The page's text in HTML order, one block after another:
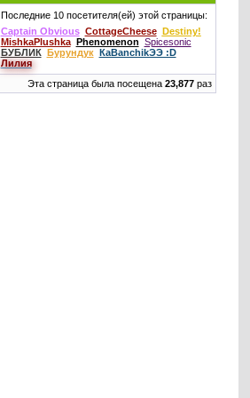
Последние 10 посетителя(ей) этой страницы:
Captain Obvious CottageCheese Destiny!
MishkaPlushka Phenomenоn Spicesonic
БУБЛИК Бурундук КаВаnchikЭЭ :D
Лилия
Эта страница была посещена 23,877раз